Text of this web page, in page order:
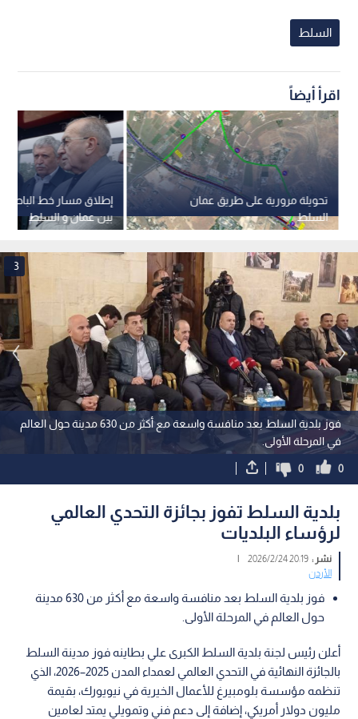
السلط
اقرأ أيضاً
إطلاق مسار خط الباص
بين عمان و السلط
تحويلة مرورية على طريق عمان
السلط
فوز بلدية السلط بعد منافسة واسعة مع أكثر من 630 مدينة حول العالم
في المرحلة الأولى.
3
0
0
بلدية السلط تفوز بجائزة التحدي العالمي
لرؤساء البلديات
نشر :20:19 2026/2/24
|
الأردن
فوز بلدية السلط بعد منافسة واسعة مع أكثر من 630 مدينة
حول العالم في المرحلة الأولى.
أعلن رئيس لجنة بلدية السلط الكبرى علي بطاينه فوز مدينة السلط
بالجائزة النهائية في التحدي العالمي لعمداء المدن 2025–2026، الذي
تنظمه مؤسسة بلومبيرغ للأعمال الخيرية في نيويورك، بقيمة
مليون دولار أمريكي، إضافة إلى دعم فني وتمويلي يمتد لعامين